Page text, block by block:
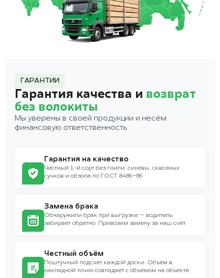
ГАРАНТИИ
Гарантия качества и возврат
без волокиты
Мы уверены в своей продукции и несём
финансовую ответственность
Гарантия на качество
Честный 1-й сорт без гнили, синевы, сквозных
сучков и обзола по ГОСТ 8486–86
Замена брака
Обнаружили брак при выгрузке — водитель
забирает обратно. Привозим замену за наш счёт
Честный объём
Поштучный подсчёт каждой доски. Объём в
накладной точно совпадает с объёмом на объекте